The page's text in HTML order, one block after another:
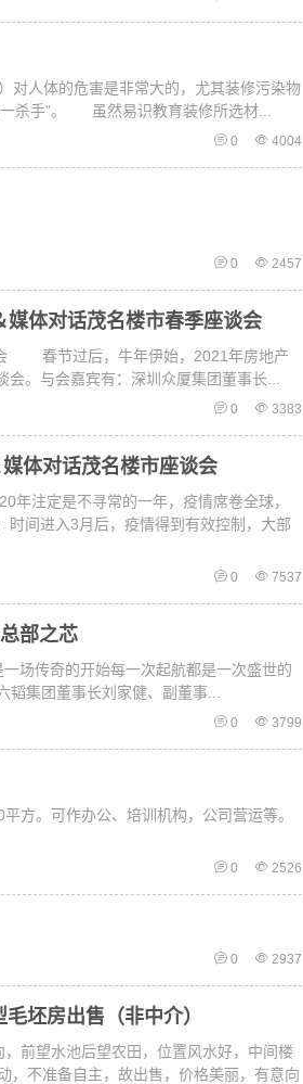
人体的危害是非常大的，尤其装修污染物
杀手”。 虽然易识教育装修所选材...
0 4004
0 2457
体对话茂名楼市春季座谈会
春节过后，牛年伊始，2021年房地产
。与会嘉宾有：深圳众厦集团董事长...
0 3383
体对话茂名楼市座谈会
注定是不寻常的一年，疫情席卷全球，
时间进入3月后，疫情得到有效控制，大部
0 7537
部之芯
场传奇的开始每一次起航都是一次盛世的
集团董事长刘家健、副董事...
0 3799
方。可作办公、培训机构，公司营运等。
0 2526
0 2937
坯房出售（非中介）
前望水池后望农田，位置风水好，中间楼
，不准备自主，故出售，价格美丽，有意向